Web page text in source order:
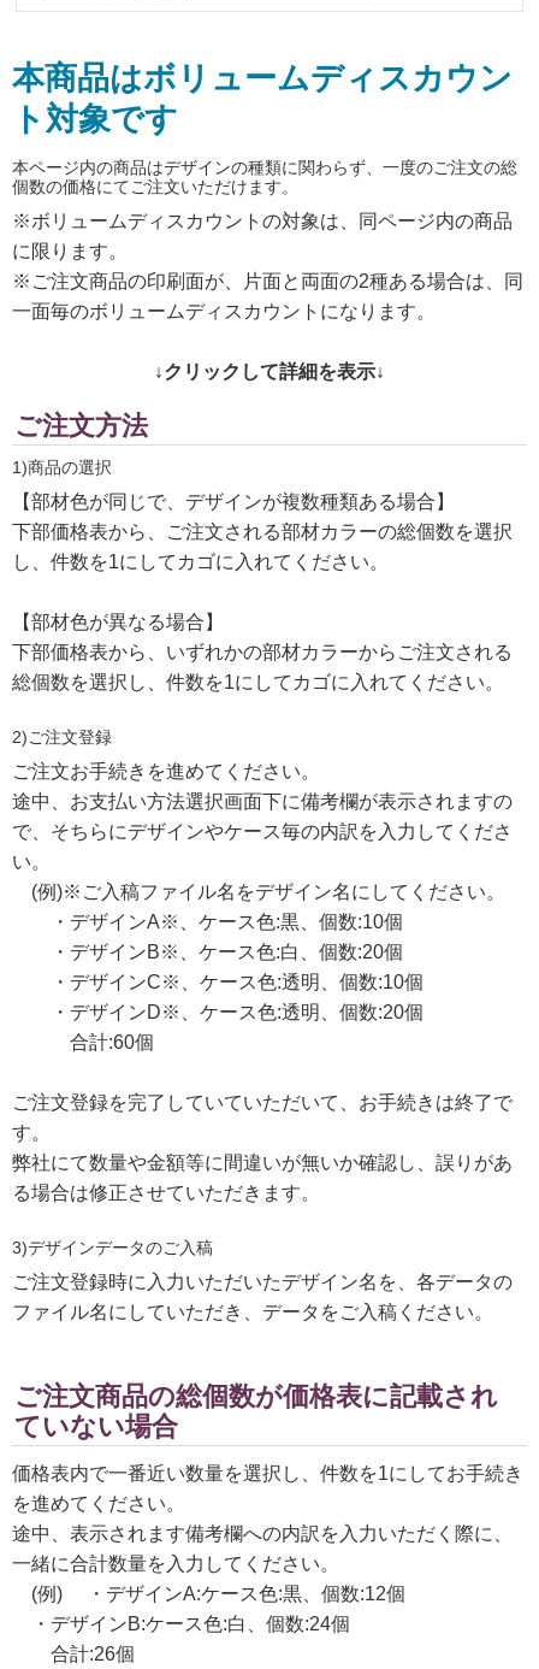
本商品はボリュームディスカウン
ト対象です
本ページ内の商品はデザインの種類に関わらず、一度のご注文の総
個数の価格にてご注文いただけます。
※ボリュームディスカウントの対象は、同ページ内の商品
に限ります。
※ご注文商品の印刷面が、片面と両面の2種ある場合は、同
一面毎のボリュームディスカウントになります。
↓クリックして詳細を表示↓
ご注文方法
1)商品の選択
【部材色が同じで、デザインが複数種類ある場合】
下部価格表から、ご注文される部材カラーの総個数を選択
し、件数を1にしてカゴに入れてください。
【部材色が異なる場合】
下部価格表から、いずれかの部材カラーからご注文される
総個数を選択し、件数を1にしてカゴに入れてください。
2)ご注文登録
ご注文お手続きを進めてください。
途中、お支払い方法選択画面下に備考欄が表示されますの
で、そちらにデザインやケース毎の内訳を入力してくださ
い。
(例)※ご入稿ファイル名をデザイン名にしてください。
・デザインA※、ケース色:黒、個数:10個
・デザインB※、ケース色:白、個数:20個
・デザインC※、ケース色:透明、個数:10個
・デザインD※、ケース色:透明、個数:20個
合計:60個
ご注文登録を完了していていただいて、お手続きは終了で
す。
弊社にて数量や金額等に間違いが無いか確認し、誤りがあ
る場合は修正させていただきます。
3)デザインデータのご入稿
ご注文登録時に入力いただいたデザイン名を、各データの
ファイル名にしていただき、データをご入稿ください。
ご注文商品の総個数が価格表に記載され
ていない場合
価格表内で一番近い数量を選択し、件数を1にしてお手続き
を進めてください。
途中、表示されます備考欄への内訳を入力いただく際に、
一緒に合計数量を入力してください。
(例) ・デザインA:ケース色:黒、個数:12個
・デザインB:ケース色:白、個数:24個
合計:26個